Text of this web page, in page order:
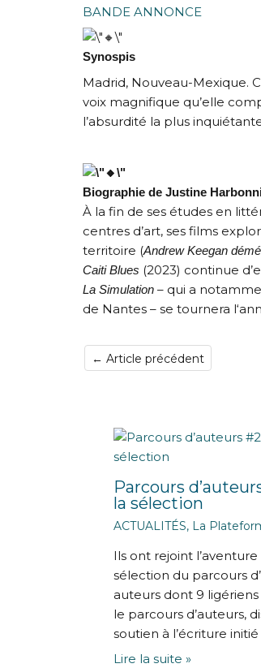
BANDE ANNONCE
Synospis
Madrid, Nouveau-Mexique.
voix magnifique qu’elle
l’absurdité la plus
Biographie de Justine
À la fin de ses études en
centres d’art, ses films
territoire (Andrew Keegan
Caiti Blues (2023) continue
La Simulation – qui a
de Nantes – se tournera
← Article précédent
Parcours
la sélection
ACTUALITÉS, La
Ils ont rejoint
sélection du parcours
auteurs dont 9
le parcours d’auteurs,
soutien à l’écriture
Lire la suite »